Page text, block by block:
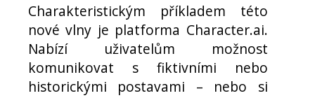
Charakteristickým příkladem této
nové vlny je platforma Character.ai.
Nabízí uživatelům možnost
komunikovat s fiktivními nebo
historickými postavami – nebo si